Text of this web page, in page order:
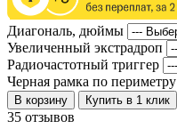
Диагональ, дюймы
Увеличенный экстрадроп
Радиочастотный триггер
Черная рамка по периметру
В корзину Купить в 1 клик
35 отзывов